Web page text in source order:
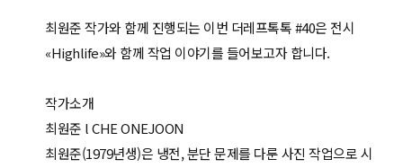
최원준 작가와 함께 진행되는 이번 더레프톡톡 #40은 전시
«Highlife»와 함께 작업 이야기를 들어보고자 합니다.
작가소개
최원준 l CHE ONEJOON
최원준(1979년생)은 냉전, 분단 문제를 다룬 사진 작업으로 시